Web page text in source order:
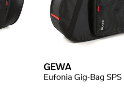
GEWA
Eufonia Gig-Bag SPS